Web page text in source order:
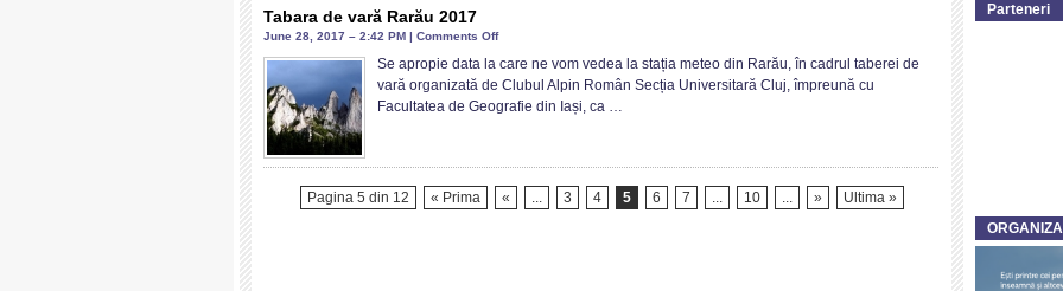
Tabara de vară Rarău 2017
June 28, 2017 – 2:42 PM | Comments Offon
de
vară
Se apropie data la care ne vom vedea la stația meteo din Rarău, în cadrul taberei de
vară organizată de Clubul Alpin Român Secția Universitară Cluj, împreună cu
Facultatea de Geografie din Iași, ca …
Pagina 5 din 12 « Prima « ... 3 4 5 6 7 ... 10 ... » Ultima »
Parteneri